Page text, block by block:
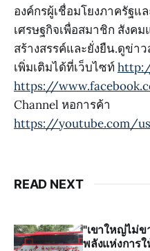
องค์กรผู้เชื่อมโยงภาครัฐแ
เศรษฐกิจเพื่อสมาชิก สังค
สร้างสรรค์และยั่งยืน.ดูข่า
เพิ่มเติมได้ที่เว็บไซท์
https://
Channel หอการค้า
https://youtube.com/
READ NEXT
"เขาใหญ่ไม่ข
พลังแห่งการใ